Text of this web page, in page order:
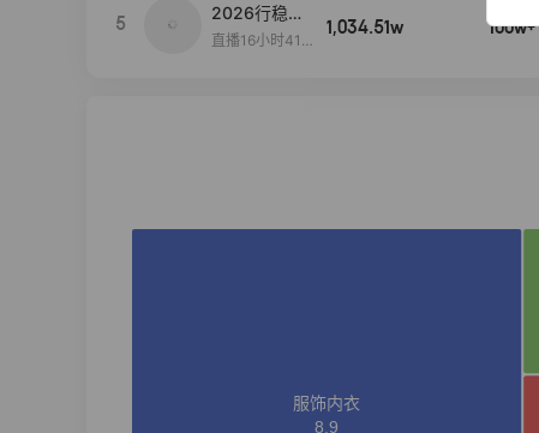
5
2026行稳致
远
直播16小时41
1,034.51w 100w+